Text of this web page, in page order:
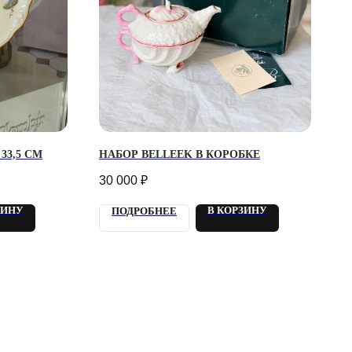
СМ НАБОР BELLEEK В КОРОБКЕ
30 000 ₽
ПОДРОБНЕЕ В КОРЗИНУ